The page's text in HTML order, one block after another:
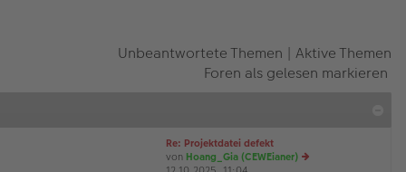
Unbeantwortete Themen | Aktive Themen
Foren als gelesen markieren
Re: Projektdatei defekt
von Hoang_Gia (CEWEianer)